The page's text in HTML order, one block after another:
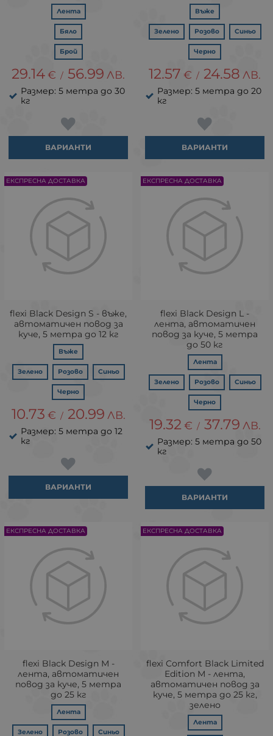
Лента
Бяло
Брой
29.14€ / 56.99 ЛВ.
Размер: 5 метра до 30
кг
ВАРИАНТИ
Въже
Зелено Розово Синьо
Черно
12.57 € / 24.58 ЛВ.
Размер: 5 метра до 20
кг
ВАРИАНТИ
flexi Black Design S - въже,
автоматичен повод за
куче, 5 метра до 12 кг
Въже
Зелено Розово Синьо
Черно
10.73 € / 20.99 ЛВ.
Размер: 5 метра до 12
кг
ВАРИАНТИ
ЕКСПРЕСНА ДОСТАВКА
flexi Black Design L -
лента, автоматичен
повод за куче, 5 метра
до 50 кг
Лента
Зелено Розово Синьо
Черно
19.32 € / 37.79 ЛВ.
Размер: 5 метра до 50
кг
ВАРИАНТИ
ЕКСПРЕСНА ДОСТАВКА
flexi Black Design М -
лента, автоматичен
повод за куче, 5 метра
до 25 кг
Лента
Зелено Розово Синьо
ЕКСПРЕСНА ДОСТАВКА
flexi Comfort Black Limited
Edition М - лента,
автоматичен повод за
куче, 5 метра до 25 кг,
зелено
Лента
ЕКСПРЕСНА ДОСТАВКА